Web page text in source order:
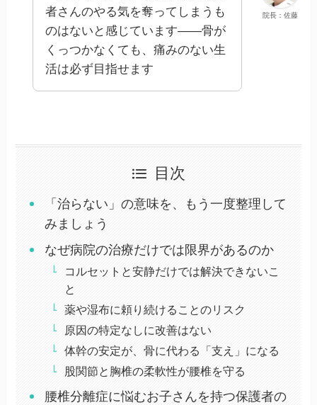
院長：佐藤
者さんのやる気を奪ってしまうも
のはないと感じています——骨が
くっつかなくても、痛みのない生
活は必ず目指せます
目次
「治らない」の意味を、もう一度整理して
みましょう
なぜ病院の治療だけでは限界があるのか
コルセットと安静だけでは解決できないこ
と
薬や湿布に頼り続けることのリスク
原因の特定なしに改善はない
体幹の安定が、骨に代わる「支え」になる
股関節と胸椎の柔軟性が腰椎を守る
腰椎分離症に悩むお子さんを持つ保護者の